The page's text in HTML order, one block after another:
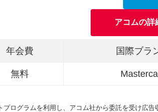
アコムの詳
年会費 国際ブラ
無料
ログラムを利用し、アコム社から委託を受け広告